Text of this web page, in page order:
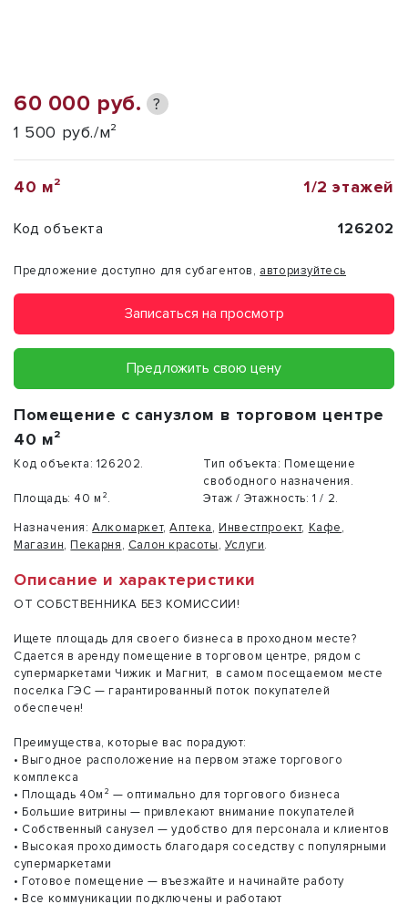
60 000 руб. ?
1 500 руб./м²
40 м² 1/2 этажей
Код объекта 126202
Предложение доступно для субагентов, авторизуйтесь
Записаться на просмотр
Предложить свою цену
Помещение с санузлом в торговом центре
40 м²
Код объекта: 126202. Тип объекта: Помещение
свободного назначения.
Площадь: 40 м². Этаж / Этажность: 1 / 2.
Назначения: Алкомаркет,Аптека, Инвестпроект, Кафе,
Магазин, Пекарня, Салон красоты, Услуги.
Описание и характеристики
ОТ СОБСТВЕННИКА БЕЗ КОМИССИИ!
Ищете площадь для своего бизнеса в проходном месте?
Сдается в аренду помещение в торговом центре, рядом с
супермаркетами Чижик и Магнит, в самом посещаемом месте
поселка ГЭС — гарантированный поток покупателей
обеспечен!
Преимущества, которые вас порадуют:
• Выгодное расположение на первом этаже торгового
комплекса
• Площадь 40м² — оптимально для торгового бизнеса
• Большие витрины — привлекают внимание покупателей
• Собственный санузел — удобство для персонала и клиентов
• Высокая проходимость благодаря соседству с популярными
супермаркетами
• Готовое помещение — въезжайте и начинайте работу
• Все коммуникации подключены и работают